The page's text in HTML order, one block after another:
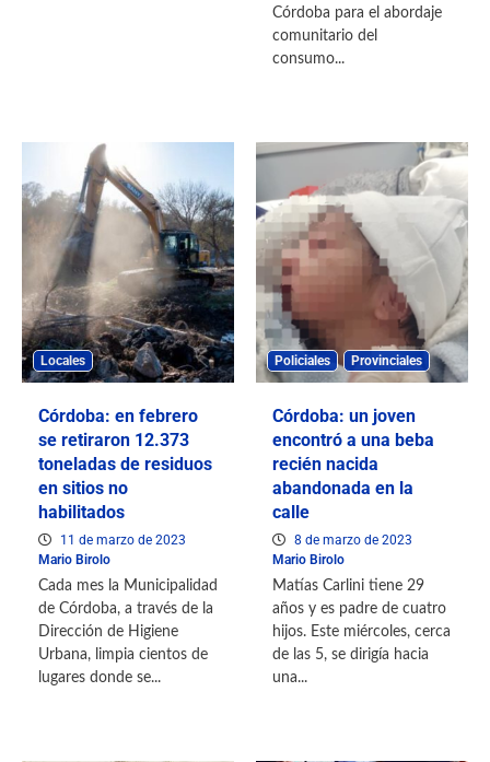
Córdoba para el abordaje
comunitario del
consumo...
Locales
Córdoba: en febrero
se retiraron 12.373
toneladas de residuos
en sitios no
habilitados
11 de marzo de 2023
Mario Birolo
Cada mes la Municipalidad
de Córdoba, a través de la
Dirección de Higiene
Urbana, limpia cientos de
lugares donde se...
Policiales Provinciales
Córdoba: un joven
encontró a una beba
recién nacida
abandonada en la
calle
8 de marzo de 2023
Mario Birolo
Matías Carlini tiene 29
años y es padre de cuatro
hijos. Este miércoles, cerca
de las 5, se dirigía hacia
una...